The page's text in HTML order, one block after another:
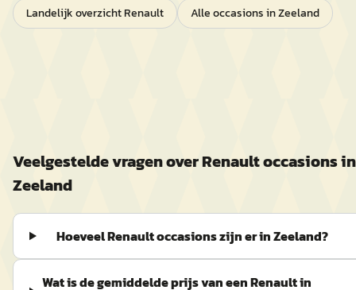
Landelijk overzichtRenault Alle occasions inZeeland
Veelgestelde vragen overRenaultoccasions in
Zeeland
Hoeveel Renault occasions zijn er in Zeeland?
Wat is de gemiddelde prijs van een Renault in